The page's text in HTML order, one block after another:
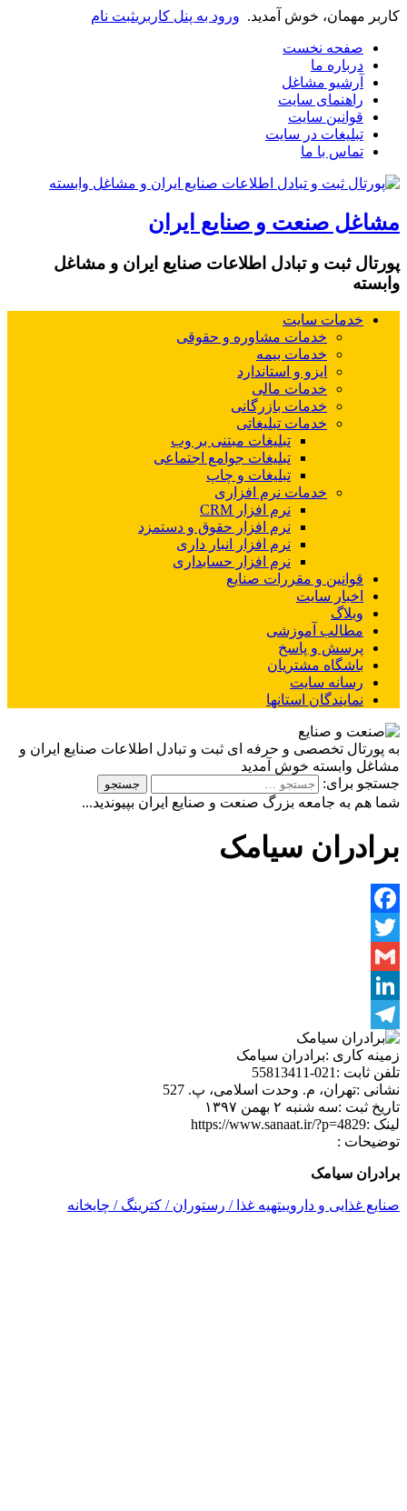
کاربر مهمان، خوش آمدید. ورود به پنل کاربریثبت نام
صفحه نخست
درباره ما
آرشیو مشاغل
راهنمای سایت
قوانین سایت
تبلیغات در سایت
تماس با ما
مشاغل صنعت و صنایع ایران
پورتال ثبت و تبادل اطلاعات صنایع ایران و مشاغل
وابسته
خدمات سایت
خدمات مشاوره و حقوقی
خدمات بیمه
ایزو و استاندارد
خدمات مالی
خدمات بازرگانی
خدمات تبلیغاتی
تبلیغات مبتنی بر وب
تبلیغات جوامع اجتماعی
تبلیغات و چاپ
خدمات نرم افزاری
نرم افزار CRM
نرم افزار حقوق و دستمزد
نرم افزار انبار داری
نرم افزار حسابداری
قوانین و مقررات صنایع
اخبار سایت
وبلاگ
مطالب آموزشی
پرسش و پاسخ
باشگاه مشتریان
رسانه سایت
نمایندگان استانها
به پورتال تخصصی و حرفه ای ثبت و تبادل اطلاعات صنایع ایران و
مشاغل وابسته خوش آمدید
جستجو برای:
شما هم به جامعه بزرگ صنعت و صنایع ایران بپیوندید...
برادران سیامک
Facebook
Twitter
Gmail
LinkedIn
Telegram
زمینه کاری :برادران سیامک
تلفن ثابت :021-55813411
نشانی :تهران، م. وحدت اسلامی، پ. 527
تاریخ ثبت :سه شنبه ۲ بهمن ۱۳۹۷
لینک :https://www.sanaat.ir/?p=4829
توضیحات :
برادران سیامک
صنایع غذایی و داروییتهیه غذا / رستوران / کترینگ / چایخانه